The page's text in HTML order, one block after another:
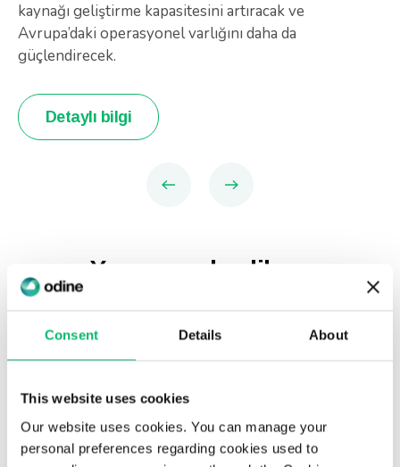
Consent Details About
This website uses cookies
Our website uses cookies. You can manage your
personal preferences regarding cookies used to
kaynağı geliştirme kapasitesini artıracak ve
Avrupa’daki operasyonel varlığını daha da
güçlendirecek.
Detaylı bilgi
You may also like...